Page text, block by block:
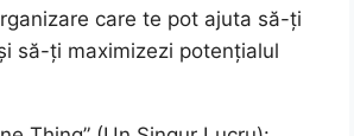
care te pot ajuta să-ți
să-ți maximizezi potențialul